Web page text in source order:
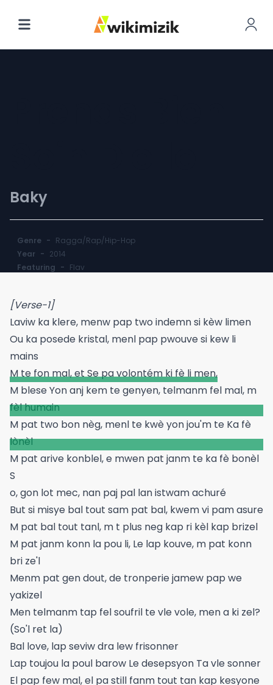
Baky
Genre - Ragga/Rap/Hip-Hop
Year - 2014
Featuring - Flav
[Verse-1]
Laviw ka klere, menw pap two indemn si kèw limen
Ou ka posede kristal, menl pap pwouve si kew li
mains
M te fon mal, et Se pa volontém ki fè li men,
M blese Yon anj kem te genyen, telmanm fel mal, m
fèl humain
M pat two bon nèg, menl te kwè yon jou'm te Ka fè
lònèl
M pat arive konblel, e mwen pat janm te ka fè bonèl
S
o, gon lot mec, nan paj pal lan istwam achuré
But si misye bal tout sam pat bal, kwem vi pam asure
M pat bal tout tanl, m t plus neg kap ri kèl kap brizel
M pat janm konn la pou li, Le lap kouve, m pat konn
bri ze'l
Menm pat gen dout, de tronperie jamew pap we
yakizel
Men telmanm tap fel soufril te vle vole, men a ki zel?
(So'l ret la)
Bal love, lap seviw dra lew frisonner
Lap toujou la poul barow Le desepsyon Ta vle sonner
El pap few mal, el pa still fanm tout tan kap kesyone